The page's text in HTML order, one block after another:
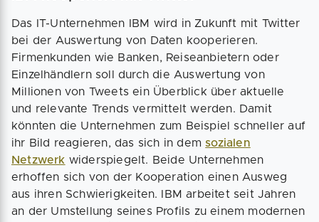
Das IT-Unternehmen IBM wird in Zukunft mit Twitter
bei der Auswertung von Daten kooperieren.
Firmenkunden wie Banken, Reiseanbietern oder
Einzelhändlern soll durch die Auswertung von
Millionen von Tweets ein Überblick über aktuelle
und relevante Trends vermittelt werden. Damit
könnten die Unternehmen zum Beispiel schneller auf
ihr Bild reagieren, das sich in demsozialen
Netzwerk widerspiegelt. Beide Unternehmen
erhoffen sich von der Kooperation einen Ausweg
aus ihren Schwierigkeiten. IBM arbeitet seit Jahren
an der Umstellung seines Profils zu einem modernen